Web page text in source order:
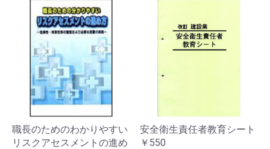
職長のためのわかりやすい
リスクアセスメントの進め
安全衛生責任者教育シート
￥550